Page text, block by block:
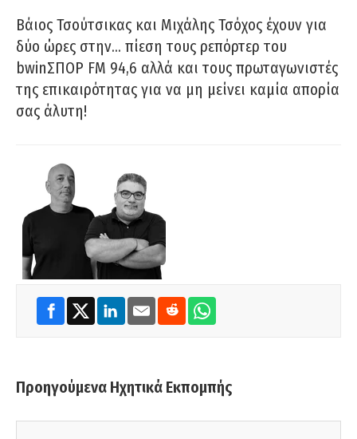
Βάιος Τσούτσικας και Μιχάλης Τσόχος έχουν για
δύο ώρες στην… πίεση τους ρεπόρτερ του
bwinΣΠΟΡ FM 94,6 αλλά και τους πρωταγωνιστές
της επικαιρότητας για να μη μείνει καμία απορία
σας άλυτη!
Προηγούμενα Ηχητικά Εκπομπής